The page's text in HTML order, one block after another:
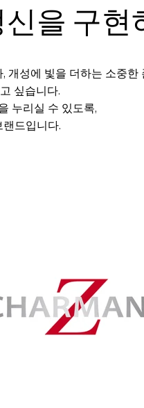
을 구현
개성에 빛을 더하는 소중한
싶습니다.
누리실 수 있도록,
드입니다.